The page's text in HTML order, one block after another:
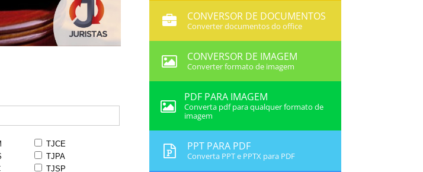
TJCE
TJPA
TJSP
CONVERSOR DE DOCUMENTOS
Converter documentos do office
CONVERSOR DE IMAGEM
Converter formato de imagem
PDF PARA IMAGEM
Converta pdf para qualquer formato de
imagem
PPT PARA PDF
Converta PPT e PPTX para PDF